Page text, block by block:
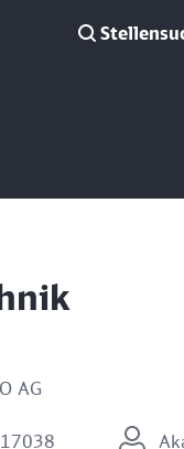
AG